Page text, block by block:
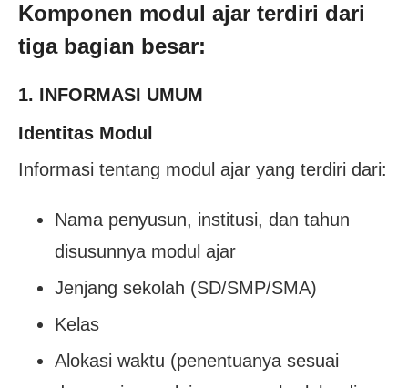
Komponen modul ajar terdiri dari
tiga bagian besar:
1. INFORMASI UMUM
Identitas Modul
Informasi tentang modul ajar yang terdiri dari:
Nama penyusun, institusi, dan tahun
disusunnya modul ajar
Jenjang sekolah (SD/SMP/SMA)
Kelas
Alokasi waktu (penentuanya sesuai